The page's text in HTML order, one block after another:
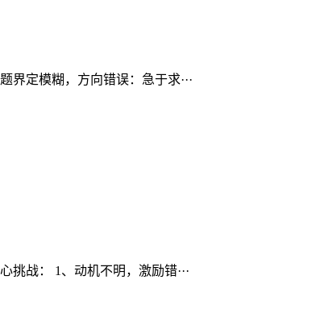
定模糊，方向错误：急于求···
战： 1、动机不明，激励错···